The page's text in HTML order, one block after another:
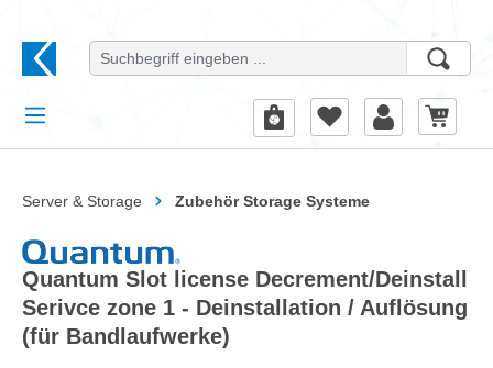
Server & Storage Zubehör Storage Systeme
Quantum Slot license Decrement/Deinstall
Serivce zone 1 - Deinstallation / Auflösung
(für Bandlaufwerke)